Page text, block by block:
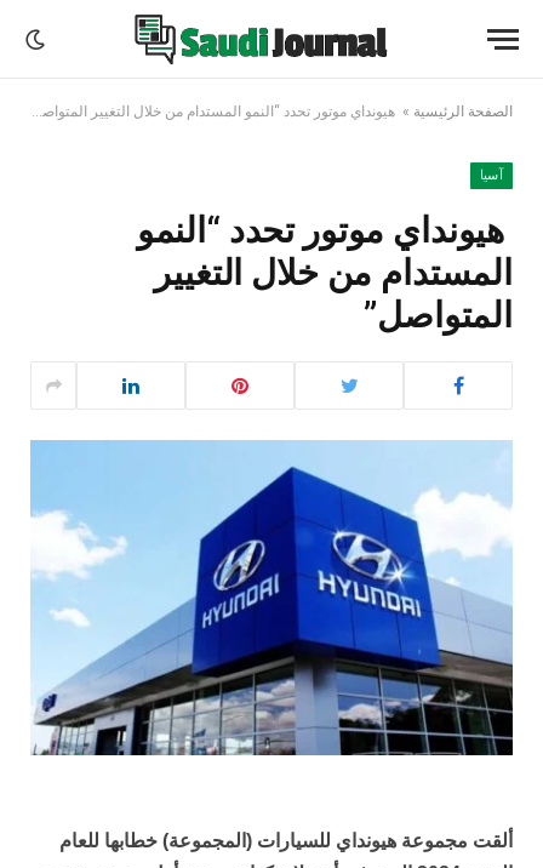
الصفحة الرئيسية » هيونداي موتور تحدد “النمو المستدام من خلال التغيير المتواصل”
آسيا
هيونداي موتور تحدد “النمو
المستدام من خلال التغيير
المتواصل”
ألقت مجموعة هيونداي للسيارات (المجموعة) خطابها للعام